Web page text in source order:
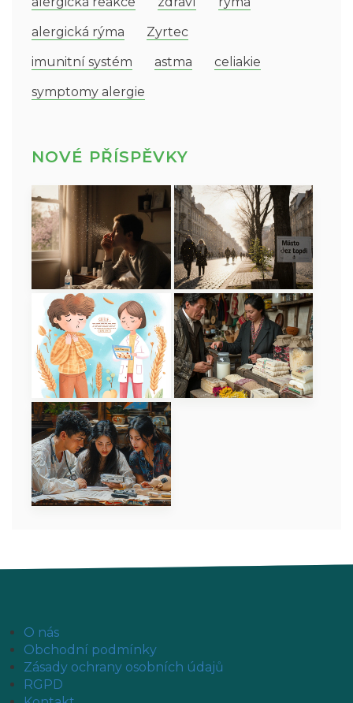
alergická rýma
Zyrtec
imunitní systém
astma
celiakie
symptomy alergie
NOVÉ PŘÍSPĚVKY
O nás
Obchodní podmínky
Zásady ochrany osobních údajů
RGPD